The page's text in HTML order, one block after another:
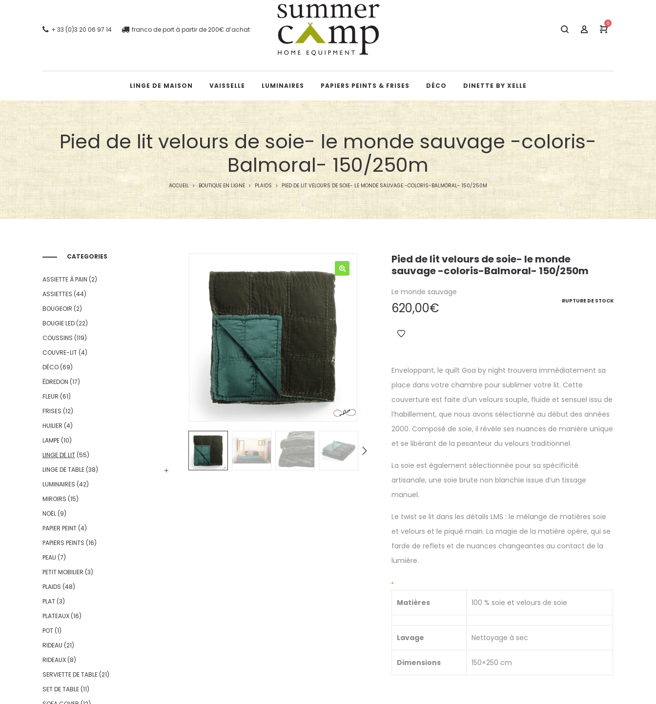
+ 33 (0)3 20 06 97 14 franco de port à partir de 200€ d’achat
0
LINGE DE MAISON VAISSELLE LUMINAIRES PAPIERS PEINTS & FRISES DÉCO DINETTE BY XELLE
Pied de lit velours de soie- le monde sauvage -coloris-
Balmoral- 150/250m
ACCUEIL BOUTIQUE EN LIGNE PLAIDS PIED DE LIT VELOURS DE SOIE- LE MONDE SAUVAGE -COLORIS-BALMORAL- 150/250M
Pied de lit velours de soie- le monde
sauvage -coloris-Balmoral- 150/250m
Le monde sauvage
RUPTURE DE STOCK
620,00€
Enveloppant, le quilt Goa by night trouvera immédiatement sa
place dans votre chambre pour sublimer votre lit. Cette
couverture est faite d’un velours souple, fluide et sensuel issu de
l’habillement, que nous avons sélectionné au début des années
2000. Composé de soie, il révèle ses nuances de manière unique
et se libérant de la pesanteur du velours traditionnel.
La soie est également sélectionnée pour sa spécificité
artisanale, une soie brute non blanchie issue d’un tissage
manuel.
Le twist se lit dans les détails LMS : le mélange de matières soie
et velours et le piqué main. La magie de la matière opère, qui se
farde de reflets et de nuances changeantes au contact de la
lumière.
Matières 100 % soie et velours de soie
Lavage Nettoyage à sec
Dimensions 150×250 cm
CATEGORIES
ASSIETTE À PAIN (2)
ASSIETTES (44)
BOUGEOIR (2)
BOUGIE LED (22)
COUSSINS (119)
COUVRE-LIT (4)
DÉCO (69)
ÉDREDON (17)
FLEUR (61)
FRISES (12)
HUILIER (4)
LAMPE (10)
LINGE DE LIT (55)
LINGE DE TABLE (38)
LUMINAIRES (42)
MIROIRS (15)
NOËL (9)
PAPIER PEINT (4)
PAPIERS PEINTS (16)
PEAU (7)
PETIT MOBILIER (3)
PLAIDS (48)
PLAT (3)
PLATEAUX (16)
POT (1)
RIDEAU (21)
RIDEAUX (8)
SERVIETTE DE TABLE (21)
SET DE TABLE (11)